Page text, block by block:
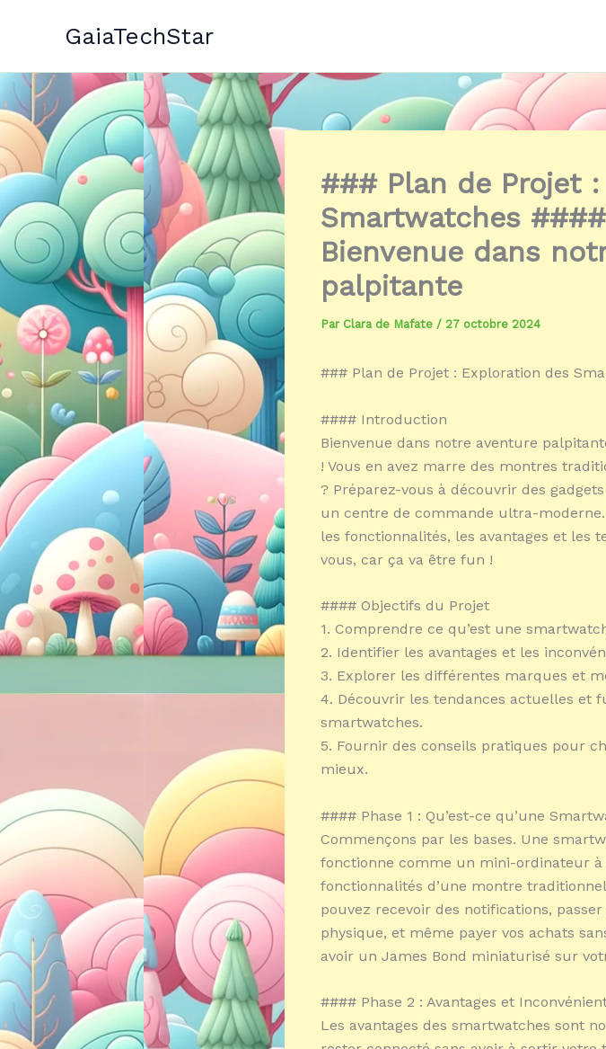
GaiaTechStar
### Plan de Projet
Smartwatches
Bienvenue dans
palpitante
Par Clara de Mafate / 27 octobre 2024
### Plan de Projet : Exploration des
#### Introduction
Bienvenue dans notre aventure
! Vous en avez marre des montres
? Préparez-vous à découvrir des
un centre de commande ultra-
les fonctionnalités, les avantages et les
vous, car ça va être fun !
#### Objectifs du Projet
1. Comprendre ce qu’est une
2. Identifier les avantages et les
3. Explorer les différentes marques et
4. Découvrir les tendances actuelles et
smartwatches.
5. Fournir des conseils pratiques pour
mieux.
#### Phase 1 : Qu’est-ce qu’une
Commençons par les bases. Une
fonctionne comme un mini-ordinateur à
fonctionnalités d’une montre
pouvez recevoir des notifications,
physique, et même payer vos achats
avoir un James Bond miniaturisé sur
#### Phase 2 : Avantages et
Les avantages des smartwatches sont